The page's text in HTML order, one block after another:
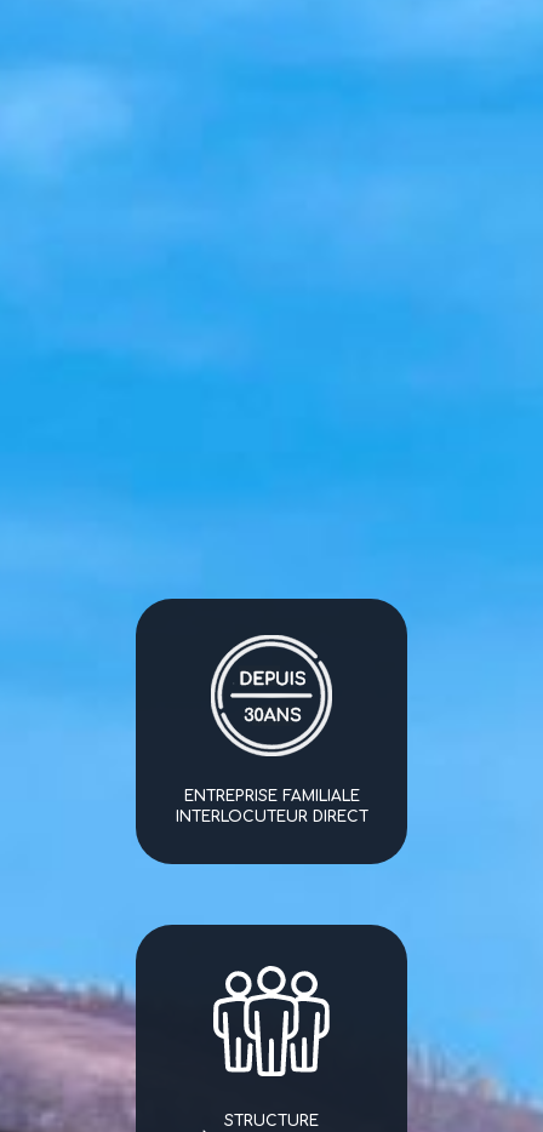
ENTREPRISE FAMILIALE
INTERLOCUTEUR DIRECT
STRUCTURE